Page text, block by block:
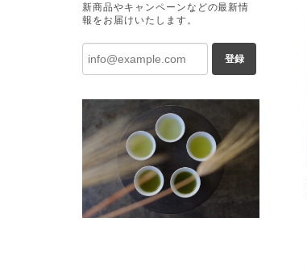
新商品やキャンペーンなどの最新情
報をお届けいたします。
登録